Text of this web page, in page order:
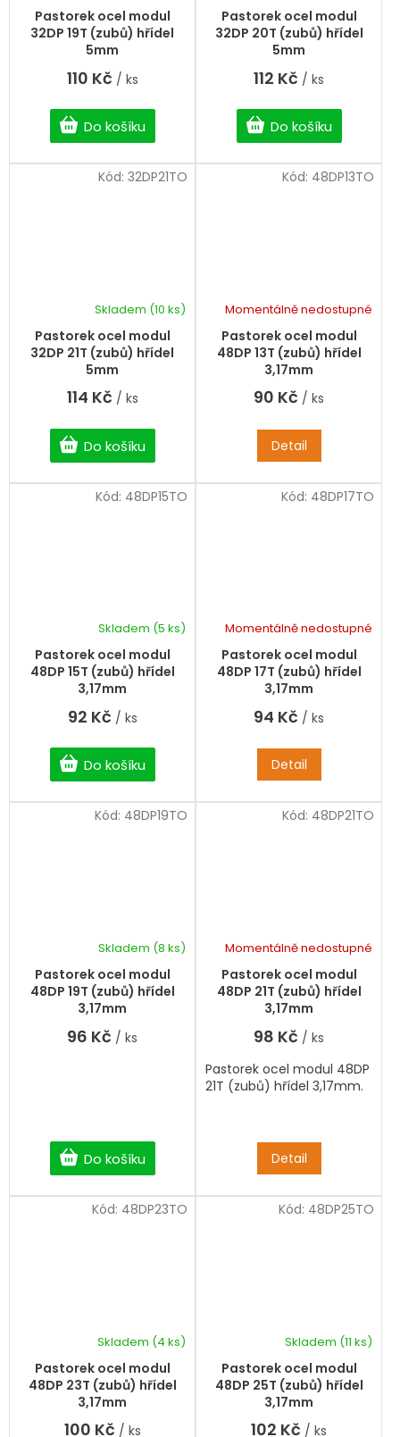
Pastorek ocel modul
32DP 19T (zubů) hřídel
5mm
110 Kč / ks
Do košíku
Pastorek ocel modul
32DP 20T (zubů) hřídel
5mm
112 Kč / ks
Do košíku
Pastorek ocel modul
32DP 21T (zubů) hřídel
5mm
Skladem (10 ks)
114 Kč / ks
Do košíku
Kód: 32DP21TO
Pastorek ocel modul
48DP 13T (zubů) hřídel
3,17mm
Momentálně nedostupné
90 Kč / ks
Detail
Kód: 48DP13TO
Pastorek ocel modul
48DP 15T (zubů) hřídel
3,17mm
Skladem (5 ks)
92 Kč / ks
Do košíku
Kód: 48DP15TO
Pastorek ocel modul
48DP 17T (zubů) hřídel
3,17mm
Momentálně nedostupné
94 Kč / ks
Detail
Kód: 48DP17TO
Pastorek ocel modul
48DP 19T (zubů) hřídel
3,17mm
Skladem (8 ks)
96 Kč / ks
Do košíku
Kód: 48DP19TO
Pastorek ocel modul
48DP 21T (zubů) hřídel
3,17mm
Momentálně nedostupné
98 Kč / ks
Detail
Pastorek ocel modul 48DP
21T (zubů) hřídel 3,17mm.
Kód: 48DP21TO
Pastorek ocel modul
48DP 23T (zubů) hřídel
3,17mm
Skladem (4 ks)
100 Kč / ks
Kód: 48DP23TO
Pastorek ocel modul
48DP 25T (zubů) hřídel
3,17mm
Skladem (11 ks)
102 Kč / ks
Kód: 48DP25TO